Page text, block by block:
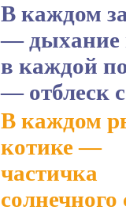
В каждом
— дыхание
в каждой
— отблеск
В каждом
котике —
частичка
солнечного